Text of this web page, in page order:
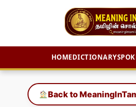
HOMEDICTIONARY
content
Back to